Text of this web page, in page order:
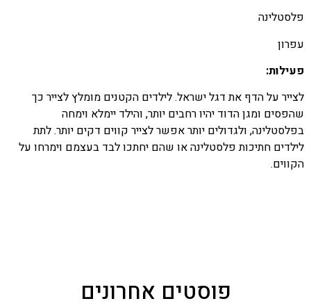
פלסטלינה
עפרון
פעילות:
לצייר על הדף את דגל ישראל. לילדים הקטנים מומלץ לצייר כך
שהפסים ומגן הדוד יהיו רחבים יותר, והילד יימלא וימחה
בפלסטלינה, ולגדולים יותר אפשר לצייר קווים דקים יותר. לתת
לילדים חתיכות פלסטלינה או שהם יחתכו לבד בעצמם וימרחו על
הקווים.
פוסטים אחרונים